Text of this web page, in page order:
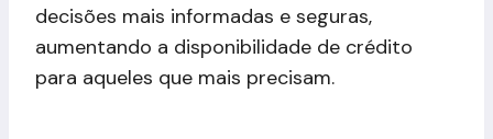
decisões mais informadas e seguras,
aumentando a disponibilidade de crédito
para aqueles que mais precisam.